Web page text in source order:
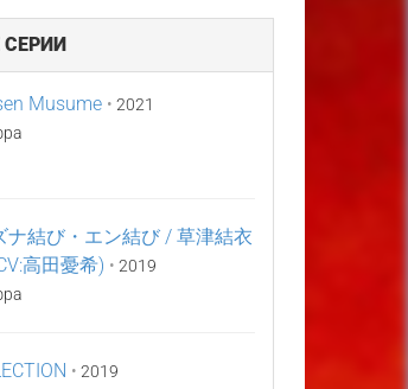
Musume • 2021
ナ結び・エン結び / 草津結衣
高田憂希) • 2019
• 2019